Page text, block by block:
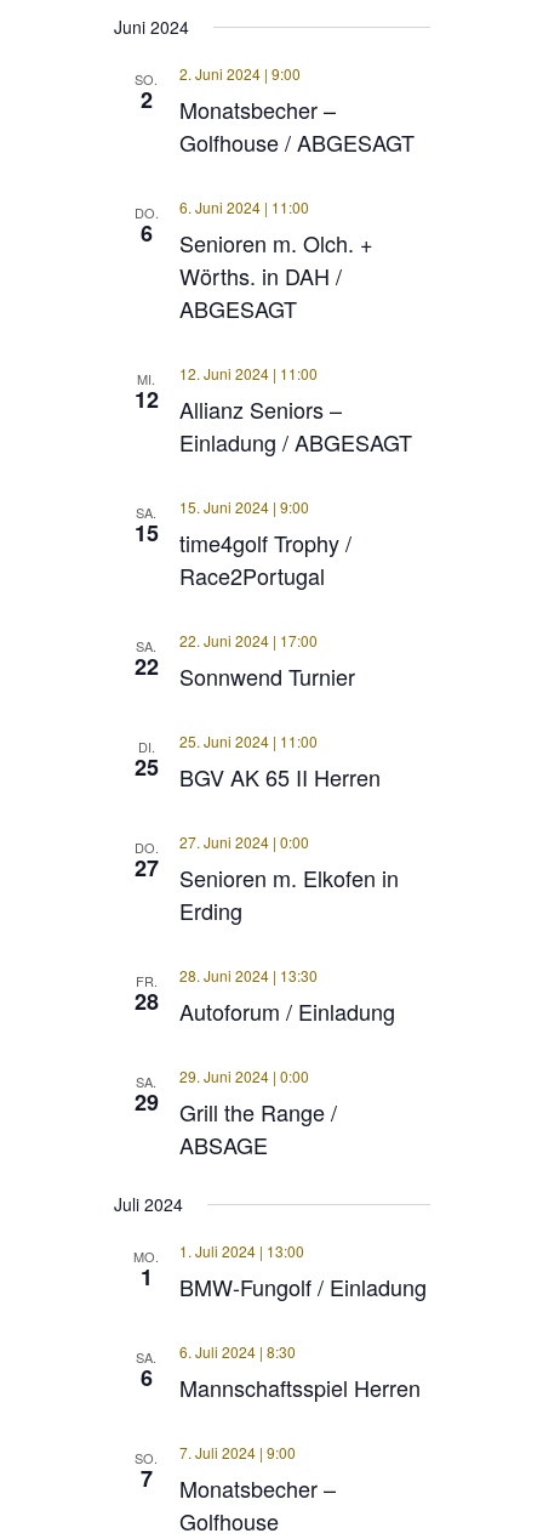
Juni 2024
SO.
2
Monatsbecher –
Golfhouse / ABGESAGT
2. Juni 2024 | 9:00
DO.
6
Senioren m. Olch. +
Wörths. in DAH /
ABGESAGT
6. Juni 2024 | 11:00
MI.
12
Allianz Seniors –
Einladung / ABGESAGT
12. Juni 2024 | 11:00
SA.
15
time4golf Trophy /
Race2Portugal
15. Juni 2024 | 9:00
SA.
22 Sonnwend Turnier
22. Juni 2024 | 17:00
DI.
25 BGV AK 65 II Herren
25. Juni 2024 | 11:00
DO.
27
Senioren m. Elkofen in
Erding
27. Juni 2024 | 0:00
FR.
28 Autoforum / Einladung
28. Juni 2024 | 13:30
SA.
29
Grill the Range /
ABSAGE
29. Juni 2024 | 0:00
Juli 2024
MO.
1 BMW-Fungolf / Einladung
1. Juli 2024 | 13:00
SA.
6 Mannschaftsspiel Herren
6. Juli 2024 | 8:30
SO.
7
Monatsbecher –
Golfhouse
7. Juli 2024 | 9:00